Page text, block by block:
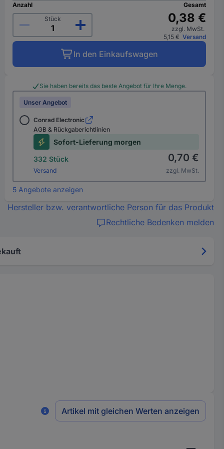
Anzahl
Stück
Gesamt
0,38 €
zzgl. MwSt.
5,15 € Versand
In den Einkaufswagen
Sie haben bereits das beste Angebot für Ihre Menge.
Unser Angebot
Conrad Electronic
AGB & Rückgaberichtlinien
Sofort-Lieferung morgen
332 Stück
Versand
0,70 €
zzgl. MwSt.
5 Angebote anzeigen
Hersteller bzw. verantwortliche Person für das Produkt
Rechtliche Bedenken melden
Artikel mit gleichen Werten anzeigen